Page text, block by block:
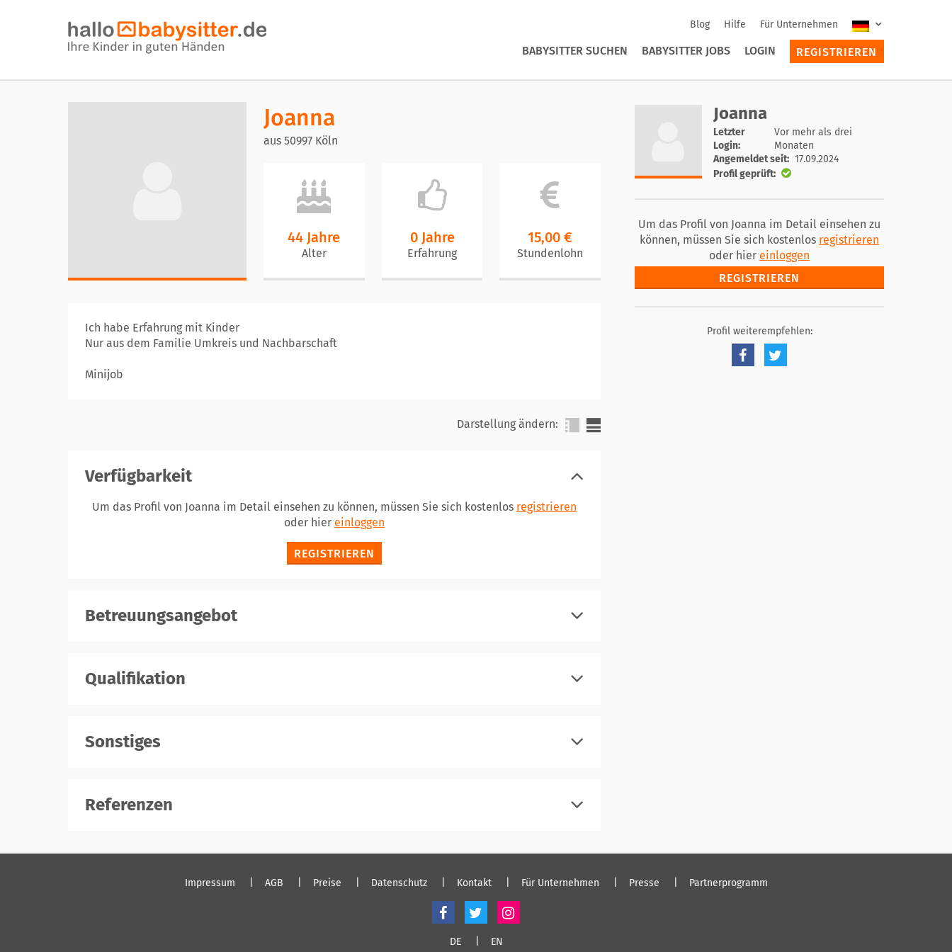
Blog Hilfe Für Unternehmen
BABYSITTER SUCHEN BABYSITTER JOBS LOGIN REGISTRIEREN
Joanna
aus 50997 Köln
44 Jahre
Alter
0 Jahre
Erfahrung
15,00 €
Stundenlohn
Ich habe Erfahrung mit Kinder
Nur aus dem Familie Umkreis und Nachbarschaft
Minijob
Darstellung ändern:
Verfügbarkeit
Um das Profil von Joanna im Detail einsehen zu können, müssen Sie sich kostenlos registrieren
oder hier einloggen
REGISTRIEREN
Betreuungsangebot
Qualifikation
Sonstiges
Referenzen
einloggen
Joanna
Letzter
Login:
Vor mehr als drei
Monaten
Angemeldet seit: 17.09.2024
Profil geprüft:
Um das Profil von Joanna im Detail einsehen zu
können, müssen Sie sich kostenlos registrieren
oder hier einloggen
REGISTRIEREN
Profil weiterempfehlen:
Impressum AGB Preise Datenschutz Kontakt Für Unternehmen Presse Partnerprogramm
DE EN